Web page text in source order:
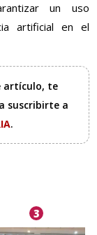
un uso
artificial en el
artículo, te
suscribirte a
.
3